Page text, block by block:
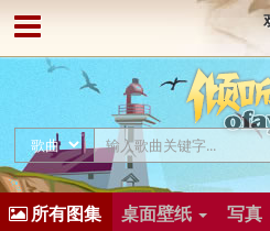
所有图集 桌面壁纸 写真